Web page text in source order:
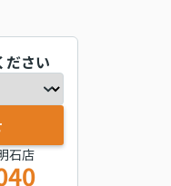
ださい
石店